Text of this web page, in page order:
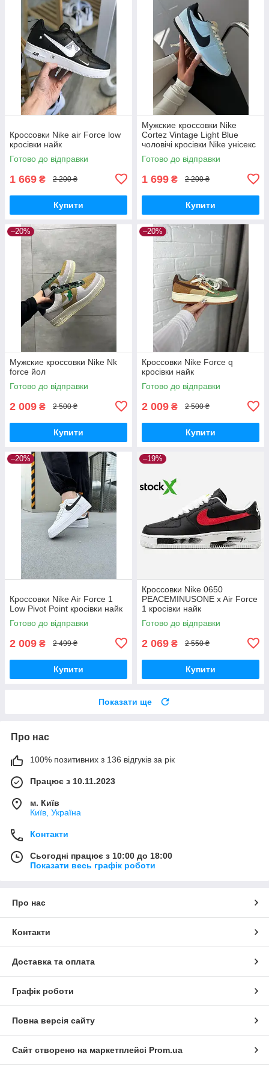
Кроссовки Nike air Force low
кросівки найк
Готово до відправки
1 669 ₴ 2 200 ₴
Купити
Мужские кроссовки Nike
Cortez Vintage Light Blue
чоловічі кросівки Nike унісекс
Готово до відправки
1 699 ₴ 2 200 ₴
Купити
–20%
Мужские кроссовки Nike Nk
force йол
Готово до відправки
2 009 ₴ 2 500 ₴
Купити
–20%
Кроссовки Nike Force q
кросівки найк
Готово до відправки
2 009 ₴ 2 500 ₴
Купити
–20%
Кроссовки Nike Air Force 1
Low Pivot Point кросівки найк
Готово до відправки
2 009 ₴ 2 499 ₴
Купити
–19%
Кроссовки Nike 0650
PEACEMINUSONE x Air Force
1 кросівки найк
Готово до відправки
2 069 ₴ 2 550 ₴
Купити
Показати ще
Про нас
100% позитивних з 136 відгуків за рік
Працює з 10.11.2023
м. Київ
Київ, Україна
Контакти
Сьогодні працює з 10:00 до 18:00
Показати весь графік роботи
Про нас
Контакти
Доставка та оплата
Графік роботи
Повна версія сайту
Сайт створено на маркетплейсі Prom.ua